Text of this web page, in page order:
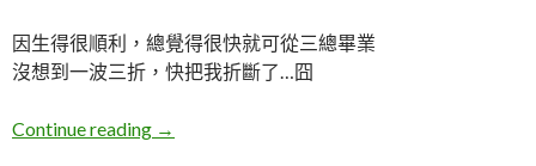
因生得很順利，總覺得很快就可從三總畢業
沒想到一波三折，快把我折斷了…囧
Continue reading 孕記。三總產後回憶錄(文長，慎入)
→